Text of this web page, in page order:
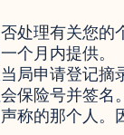
处理有关您的
个月内提供。
局申请登记摘
保险号并签名
称的那个人。